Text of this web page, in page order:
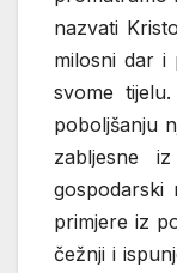
nazvati
milosni dar i
svome
poboljšanju
zabljesne
gospodarski
primjere iz
čežnji i